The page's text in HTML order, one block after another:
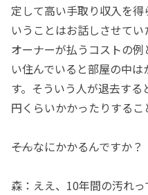
定して高い手取り収入を
いうことはお話しさせてい
オーナーが払うコストの
い住んでいると部屋の中
す。そういう人が退去す
円くらいかかったりするこ
――そんなにかかるんですか？
森：ええ、10年間の汚れ